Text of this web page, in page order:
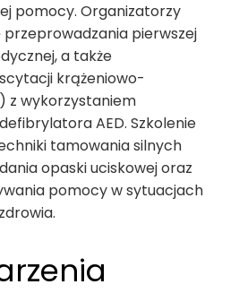
pomocy. Organizatorzy
przeprowadzania pierwszej
a także
krążeniowo-
z wykorzystaniem
AED. Szkolenie
tamowania silnych
opaski uciskowej oraz
pomocy w sytuacjach